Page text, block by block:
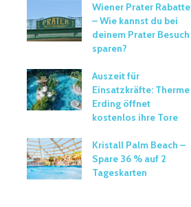
Wiener Prater Rabatte
– Wie kannst du bei
deinem Prater Besuch
sparen?
Auszeit für
Einsatzkräfte: Therme
Erding öffnet
kostenlos ihre Tore
Kristall Palm Beach –
Spare 36 % auf 2
Tageskarten